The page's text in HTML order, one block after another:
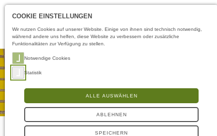
Öffnungszeiten
COOKIE EINSTELLUNGEN
Wir nutzen Cookies auf unserer Website. Einige von ihnen sind technisch notwendig,
während andere uns helfen, diese Website zu verbessern oder zusätzliche
Funktionalitäten zur Verfügung zu stellen.
Notwendige Cookies
Statistik
ALLE AUSWÄHLEN
ABLEHNEN
SPEICHERN